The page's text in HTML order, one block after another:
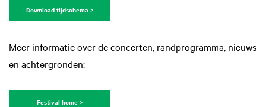
Download tijdschema >
Meer informatie over de concerten, randprogramma, nieuws
en achtergronden:
Festival home >